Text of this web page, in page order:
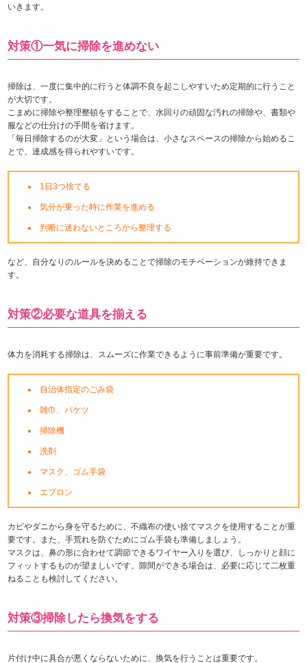
いきます。
対策①一気に掃除を進めない
掃除は、一度に集中的に行うと体調不良を起こしやすいため定期的に行うこと
が大切です。
こまめに掃除や整理整頓をすることで、水回りの頑固な汚れの掃除や、書類や
服などの仕分けの手間を省けます。
「毎日掃除するのが大変」という場合は、小さなスペースの掃除から始めるこ
とで、達成感を得られやすいです。
1日3つ捨てる
気分が乗った時に作業を進める
判断に迷わないところから整理する
など、自分なりのルールを決めることで掃除のモチベーションが維持できま
す。
対策②必要な道具を揃える
体力を消耗する掃除は、スムーズに作業できるように事前準備が重要です。
自治体指定のごみ袋
雑巾、バケツ
掃除機
洗剤
マスク、ゴム手袋
エプロン
カビやダニから身を守るために、不織布の使い捨てマスクを使用することが重
要です。また、手荒れを防ぐためにゴム手袋も準備しましょう。
マスクは、鼻の形に合わせて調節できるワイヤー入りを選び、しっかりと顔に
フィットするものが望ましいです。隙間ができる場合は、必要に応じて二枚重
ねることも検討してください。
対策③掃除したら換気をする
片付け中に具合が悪くならないために、換気を行うことは重要です。